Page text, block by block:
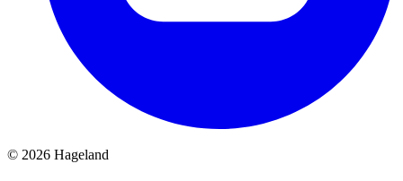
© 2026 Hageland